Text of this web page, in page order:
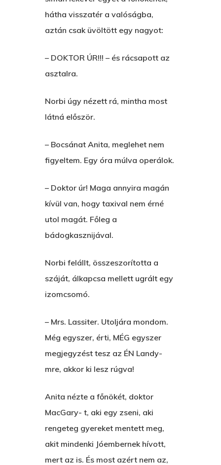
hátha visszatér a valóságba,
aztán csak üvöltött egy nagyot:
– DOKTOR ÚR!!! – és rácsapott az
asztalra.
Norbi úgy nézett rá, mintha most
látná először.
– Bocsánat Anita, meglehet nem
figyeltem. Egy óra múlva operálok.
– Doktor úr! Maga annyira magán
kívül van, hogy taxival nem érné
utol magát. Főleg a
bádogkasznijával.
Norbi felállt, összeszorította a
száját, álkapcsa mellett ugrált egy
izomcsomó.
– Mrs. Lassiter. Utoljára mondom.
Még egyszer, érti, MÉG egyszer
megjegyzést tesz az ÉN Landy-
mre, akkor ki lesz rúgva!
Anita nézte a főnökét, doktor
MacGary- t, aki egy zseni, aki
rengeteg gyereket mentett meg,
akit mindenki Jóembernek hívott,
mert az is. És most azért nem az,